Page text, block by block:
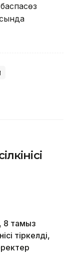
8 тамыз
тіркелді,